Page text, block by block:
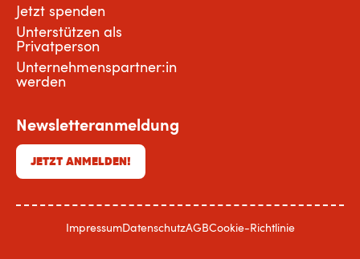
Jetzt spenden
Unterstützen als
Privatperson
Unternehmenspartner:in
werden
Newsletteranmeldung
JETZT ANMELDEN!
ImpressumDatenschutzAGBCookie-Richtlinie